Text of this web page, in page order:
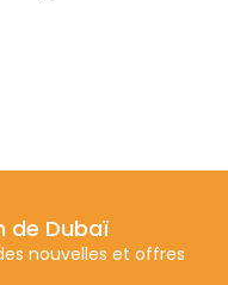
de Dubaï
nouvelles et offres